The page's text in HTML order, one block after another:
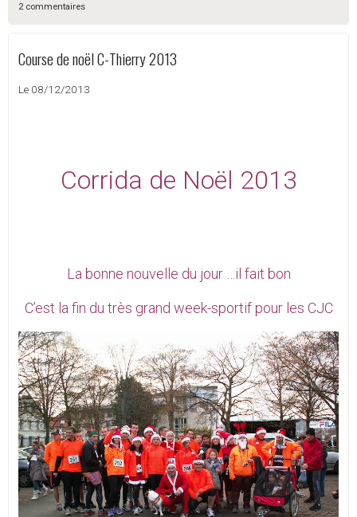
2 commentaires
Course de noël C-Thierry 2013
Le 08/12/2013
Corrida de Noël 2013
La bonne nouvelle du jour …il fait bon
C’est la fin du très grand week-sportif pour les CJC